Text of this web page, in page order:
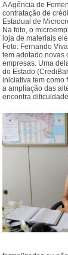
A Agência de
contratação de
Estadual de
Na foto, o
loja de materiais
Foto: Fernando
tem adotado novas
empresas. Uma
do Estado
iniciativa tem como
a ampliação das
encontra